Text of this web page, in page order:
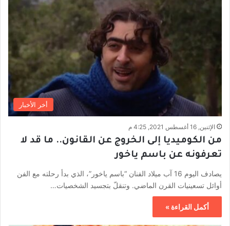
أخر الأخبار
الإثنين, 16 أغسطس 2021, 4:25 م
من الكوميديا إلى الخروج عن القانون.. ما قد لا
تعرفونه عن باسم ياخور
يصادف اليوم 16 آب ميلاد الفنان “باسم ياخور”، الذي بدأ رحلته مع الفن
أوائل تسعينيات القرن الماضي. وتنقلّ بتجسيد الشخصيات…
أكمل القراءة »